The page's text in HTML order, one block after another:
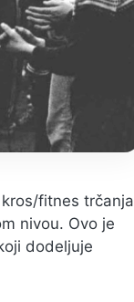
fitnes trčanja
nivou. Ovo je
dodeljuje